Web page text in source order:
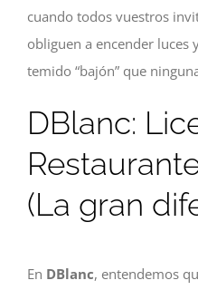
cuando todos vuestros
obliguen a encender luces
temido “bajón” que
DBlanc:
(La gran
En DBlanc, entendemos